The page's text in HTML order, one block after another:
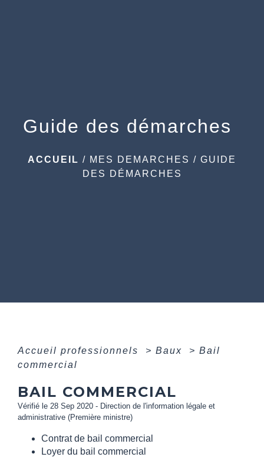
Guide des démarches
ACCUEIL / MES DEMARCHES / GUIDE
DES DÉMARCHES
Accueil professionnels > Baux > Bail
commercial
BAIL COMMERCIAL
Vérifié le 28 Sep 2020 - Direction de l'information légale et
administrative (Première ministre)
Contrat de bail commercial
Loyer du bail commercial